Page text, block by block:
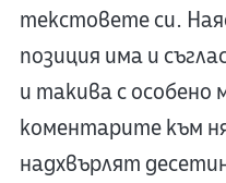
текстовете си.
позиция има и
и такива с особено
коментарите към
надхвърлят